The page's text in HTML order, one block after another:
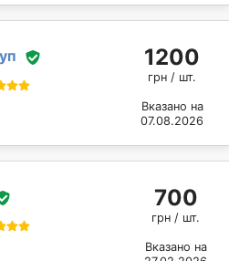
1200
грн / шт.
Вказано на
07.08.2026
700
грн / шт.
Вказано на